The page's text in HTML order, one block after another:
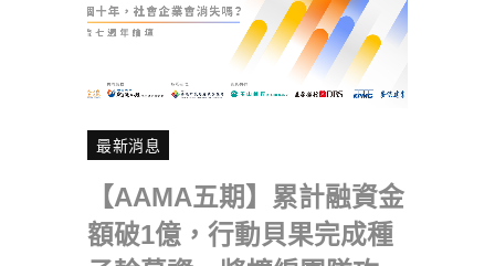
最新消息
【AAMA五期】累計融資金
額破1億，行動貝果完成種